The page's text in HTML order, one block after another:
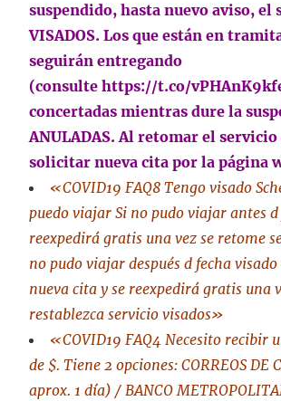
suspendido, hasta nuevo aviso, el
VISADOS. Los que están en
seguirán entregando
(consulte https://t.co/
concertadas mientras dure la
ANULADAS. Al retomar el
solicitar nueva cita por la página
«COVID19 FAQ8 Tengo visado
puedo viajar Si no pudo viajar antes d
reexpedirá gratis una vez se retome
no pudo viajar después d fecha
nueva cita y se reexpedirá gratis una
restablezca servicio visados»
«COVID19 FAQ4 Necesito recibir
de $. Tiene 2 opciones: CORREOS DE
aprox. 1 día) / BANCO